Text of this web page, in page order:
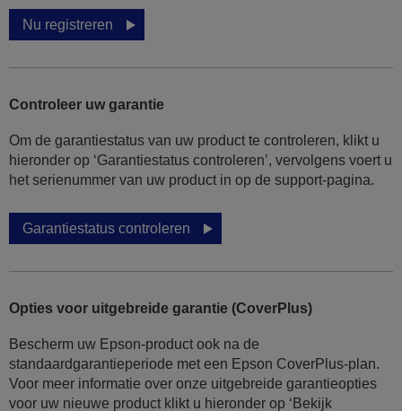
Nu registreren
Controleer uw garantie
Om de garantiestatus van uw product te controleren, klikt u
hieronder op ‘Garantiestatus controleren’, vervolgens voert u
het serienummer van uw product in op de support-pagina.
Garantiestatus controleren
Opties voor uitgebreide garantie (CoverPlus)
Bescherm uw Epson-product ook na de
standaardgarantieperiode met een Epson CoverPlus-plan.
Voor meer informatie over onze uitgebreide garantieopties
voor uw nieuwe product klikt u hieronder op ‘Bekijk